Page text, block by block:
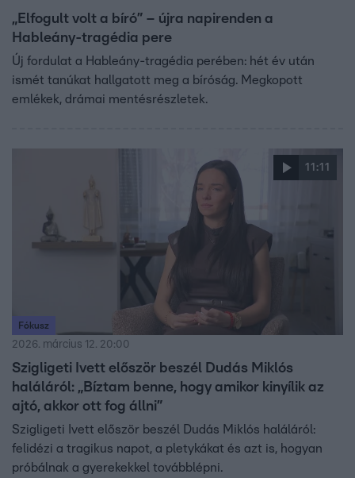
„Elfogult volt a bíró” – újra napirenden a
Hableány-tragédia pere
Új fordulat a Hableány-tragédia perében: hét év után
ismét tanúkat hallgatott meg a bíróság. Megkopott
emlékek, drámai mentésrészletek.
11:11
Fókusz
2026. március 12. 20:00
Szigligeti Ivett először beszél Dudás Miklós
haláláról: „Bíztam benne, hogy amikor kinyílik az
ajtó, akkor ott fog állni”
Szigligeti Ivett először beszél Dudás Miklós haláláról:
felidézi a tragikus napot, a pletykákat és azt is, hogyan
próbálnak a gyerekekkel továbblépni.